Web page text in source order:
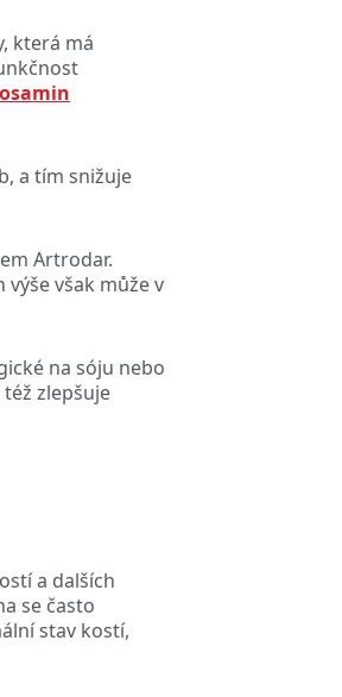
která má
a tím snižuje
Artrodar.
však může v
na sóju nebo
zlepšuje
a dalších
se často
stav kostí,